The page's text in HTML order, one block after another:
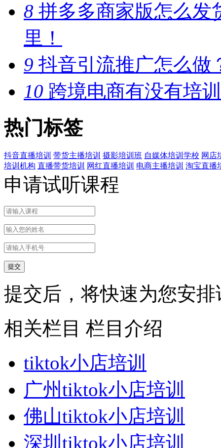
8 拼多多商家版怎么发
里！
9 抖音引流推广怎么做
10 跨境电商有没有培
热门标签
抖音直播培训 带货主播培训 摄影培训班 自媒体培训学校 网店
培训机构 直播带货培训 网红直播培训 电商主播培训 淘宝直播
申请试听课程
提交后，将快速为您安
相关栏目 栏目介绍
tiktok小店培训
广州tiktok小店培训
佛山tiktok小店培训
深圳tiktok小店培训